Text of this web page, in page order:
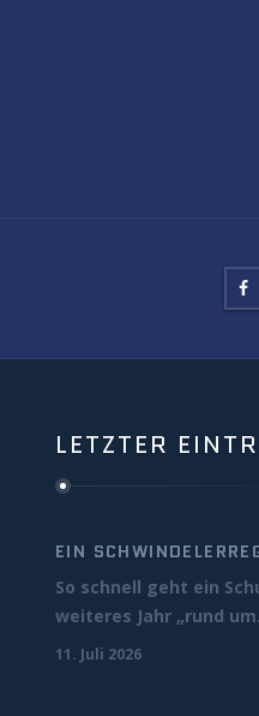
LETZTER
EIN
So schnell geht ein
weiteres Jahr „rund
11. Juli 2026